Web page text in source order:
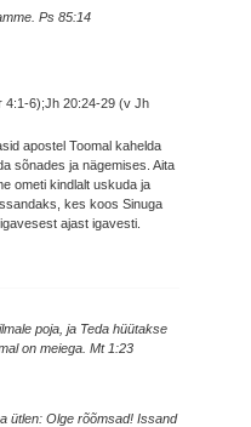
Ps 85:14
4:1-6);Jh 20:24-29 (v Jh
apostel Toomal kahelda
sõnades ja nägemises. Aita
ometi kindlalt uskuda ja
kes koos Sinuga
ajast igavesti.
poja, ja Teda hüütakse
on meiega. Mt 1:23
ütlen: Olge rõõmsad! Issand